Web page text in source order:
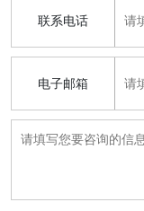
联系电话
电子邮箱